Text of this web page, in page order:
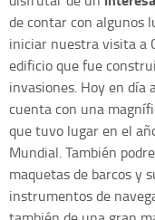
de contar con algunos
iniciar nuestra visita a
edificio que fue
invasiones. Hoy en día
cuenta con una
que tuvo lugar en el
Mundial. También
maquetas de barcos y
instrumentos de